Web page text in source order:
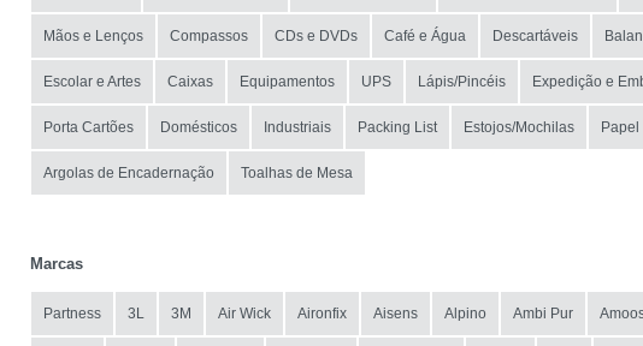
Mãos e Lenços Compassos CDs e DVDs Café e Água Descartáveis
Escolar e Artes Caixas Equipamentos UPS Lápis/Pincéis Expedição e
Porta Cartões Domésticos Industriais Packing List Estojos/Mochilas Papel
Argolas de Encadernação Toalhas de Mesa
Marcas
Partness 3L 3M Air Wick Aironfix Aisens Alpino Ambi Pur